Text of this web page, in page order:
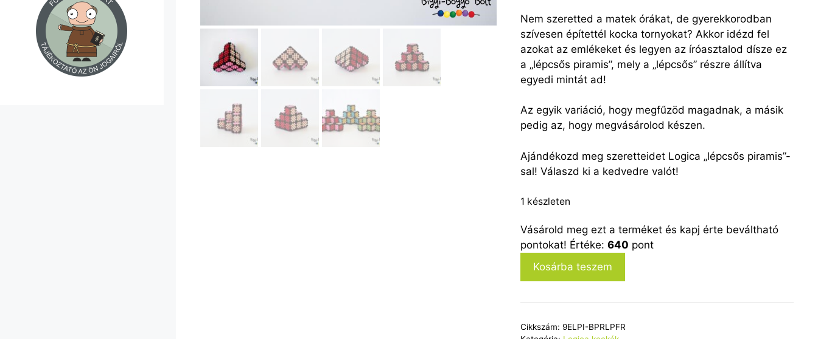
Nem szeretted a matek órákat, de gyerekkorodban
szívesen építettél kocka tornyokat? Akkor idézd fel
azokat az emlékeket és legyen az íróasztalod dísze ez
a „lépcsős piramis”, mely a „lépcsős” részre állítva
egyedi mintát ad!
Az egyik variáció, hogy megfűzöd magadnak, a másik
pedig az, hogy megvásárolod készen.
Ajándékozd meg szeretteidet Logica „lépcsős piramis”-
sal! Válaszd ki a kedvedre valót!
1 készleten
Vásárold meg ezt a terméket és kapj érte beváltható
pontokat! Értéke:640 pont
Bézs-
piros-
"lépcsős
piramis"
fekete
Kosárba teszem
Cikkszám: 9ELPI-BPRLPFR